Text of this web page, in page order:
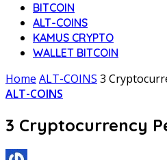
BITCOIN
ALT-COINS
KAMUS CRYPTO
WALLET BITCOIN
Home ALT-COINS 3
ALT-COINS
3 Cryptocurrency